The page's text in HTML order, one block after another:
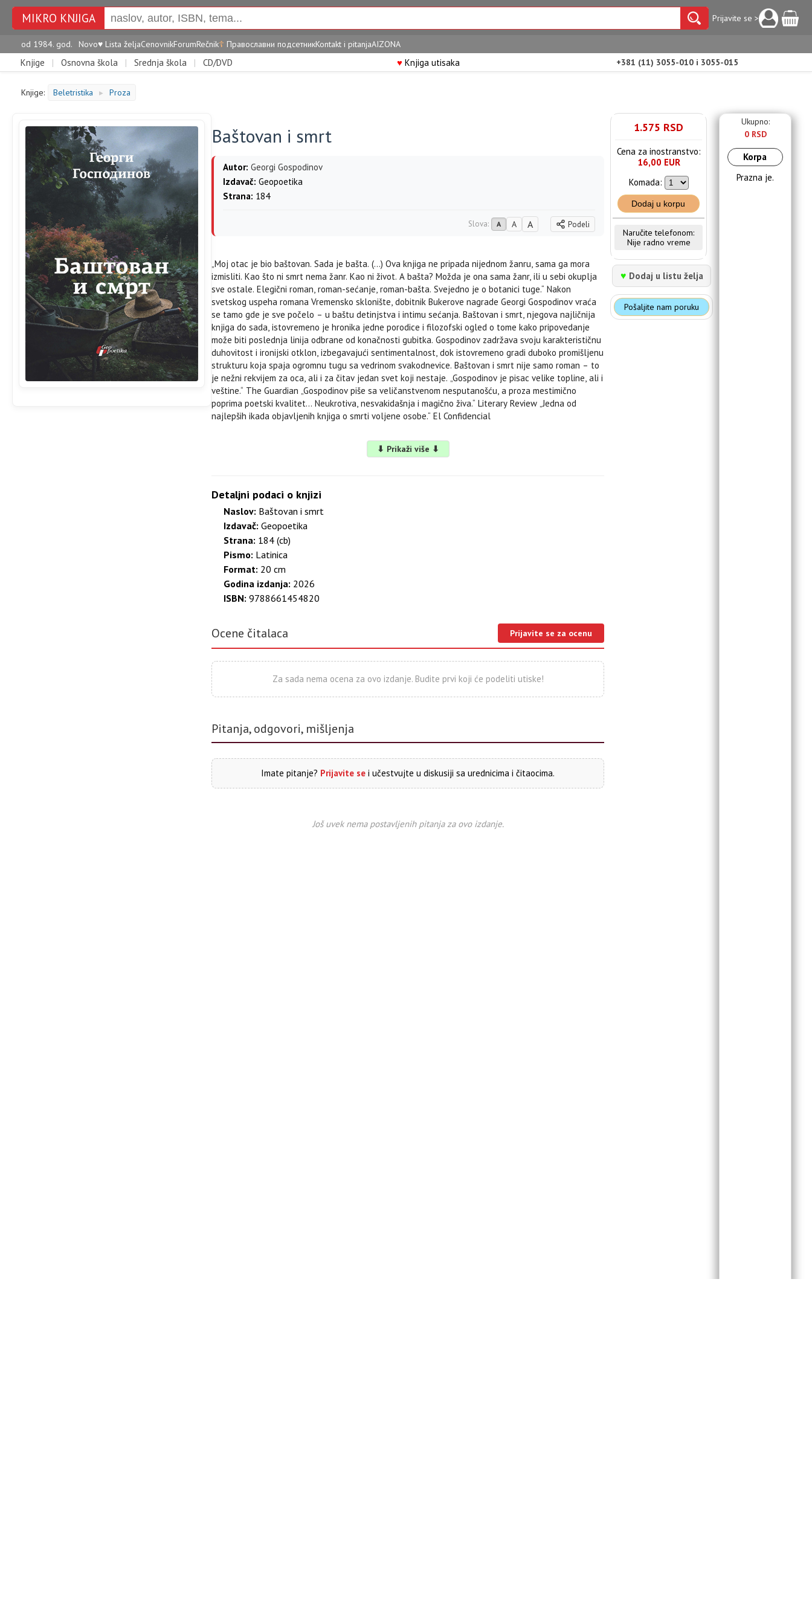
MIKRO KNJIGA Prijavite se >
od 1984. god. Novo♥ Lista željaCenovnikForumRečnik☦ Православни подсетникKontakt i pitanjaAIZONA
Knjige | Osnovna škola | Srednja škola | CD/DVD ♥Knjiga utisaka +381 (11) 3055-010 i 3055-015
Knjige: Beletristika ► Proza
Baštovan i smrt
Autor: Georgi Gospodinov
Izdavač: Geopoetika
Strana: 184
Slova: A A A Podeli
„Moj otac je bio baštovan. Sada je bašta. (...) Ova knjiga ne pripada nijednom žanru, sama ga mora
izmisliti. Kao što ni smrt nema žanr. Kao ni život. A bašta? Možda je ona sama žanr, ili u sebi okuplja
sve ostale. Elegični roman, roman-sećanje, roman-bašta. Svejedno je o botanici tuge.“ Nakon
svetskog uspeha romana Vremensko sklonište, dobitnik Bukerove nagrade Georgi Gospodinov vraća
se tamo gde je sve počelo – u baštu detinjstva i intimu sećanja. Baštovan i smrt, njegova najličnija
knjiga do sada, istovremeno je hronika jedne porodice i filozofski ogled o tome kako pripovedanje
može biti poslednja linija odbrane od konačnosti gubitka. Gospodinov zadržava svoju karakterističnu
duhovitost i ironijski otklon, izbegavajući sentimentalnost, dok istovremeno gradi duboko promišljenu
strukturu koja spaja ogromnu tugu sa vedrinom svakodnevice. Baštovan i smrt nije samo roman – to
je nežni rekvijem za oca, ali i za čitav jedan svet koji nestaje. „Gospodinov je pisac velike topline, ali i
veštine.“ The Guardian „Gospodinov piše sa veličanstvenom nesputanošću, a proza mestimično
poprima poetski kvalitet... Neukrotiva, nesvakidašnja i magično živa.“ Literary Review „Jedna od
najlepših ikada objavljenih knjiga o smrti voljene osobe.“ El Confidencial
⬇ Prikaži više ⬇
Detaljni podaci o knjizi
Naslov: Baštovan i smrt
Izdavač: Geopoetika
Strana: 184 (cb)
Pismo: Latinica
Format: 20 cm
Godina izdanja: 2026
ISBN: 9788661454820
Ocene čitalaca Prijavite se za ocenu
Za sada nema ocena za ovo izdanje. Budite prvi koji će podeliti utiske!
Pitanja, odgovori, mišljenja
Imate pitanje? Prijavite se i učestvujte u diskusiji sa urednicima i čitaocima.
Još uvek nema postavljenih pitanja za ovo izdanje.
1.575 RSD
Cena za inostranstvo:
16,00 EUR
Komada:
Dodaj u korpu
Naručite telefonom:
Nije radno vreme
♥ Dodaj u listu želja
Pošaljite nam poruku
Ukupno:
0 RSD
Korpa
Prazna je.